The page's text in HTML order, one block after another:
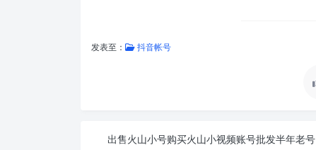
发表至： 抖音帐号
出售火山小号购买火山小视频账号批发半年老号